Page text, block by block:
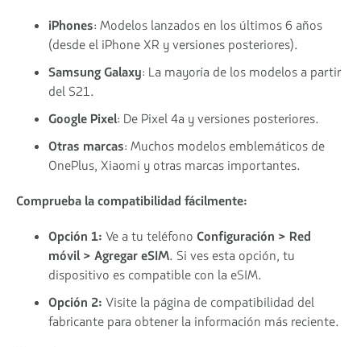
iPhones: Modelos lanzados en los últimos 6 años
(desde el iPhone XR y versiones posteriores).
Samsung Galaxy: La mayoría de los modelos a partir
del S21.
Google Pixel: De Pixel 4a y versiones posteriores.
Otras marcas: Muchos modelos emblemáticos de
OnePlus, Xiaomi y otras marcas importantes.
Comprueba la compatibilidad fácilmente:
Opción 1: Ve a tu teléfono Configuración > Red
móvil > Agregar eSIM. Si ves esta opción, tu
dispositivo es compatible con la eSIM.
Opción 2: Visite la página de compatibilidad del
fabricante para obtener la información más reciente.